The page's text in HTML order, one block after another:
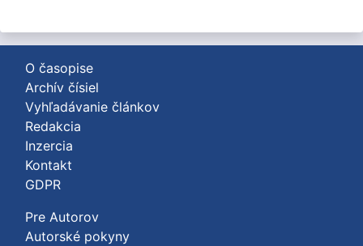
O časopise
Archív čísiel
Vyhľadávanie článkov
Redakcia
Inzercia
Kontakt
GDPR
Pre Autorov
Autorské pokyny